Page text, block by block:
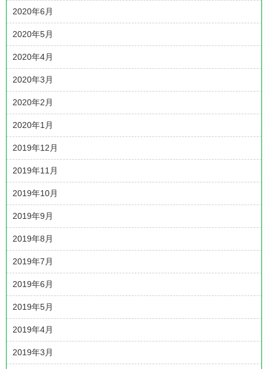
2020年6月
2020年5月
2020年4月
2020年3月
2020年2月
2020年1月
2019年12月
2019年11月
2019年10月
2019年9月
2019年8月
2019年7月
2019年6月
2019年5月
2019年4月
2019年3月